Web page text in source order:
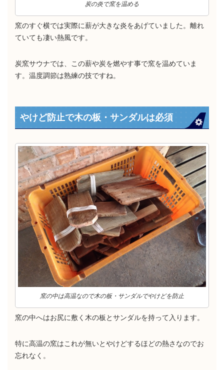
炭の炎で窯を温める
窯のすぐ横では実際に薪が大きな炎をあげていました。離れ
ていても凄い熱風です。
炭窯サウナでは、この薪や炭を燃やす事で窯を温めていま
す。温度調節は熟練の技ですね。
やけど防止で木の板・サンダルは必須
窯の中は高温なので木の板・サンダルでやけどを防止
窯の中へはお尻に敷く木の板とサンダルを持って入ります。
特に高温の窯はこれが無いとやけどするほどの熱さなのでお
忘れなく。